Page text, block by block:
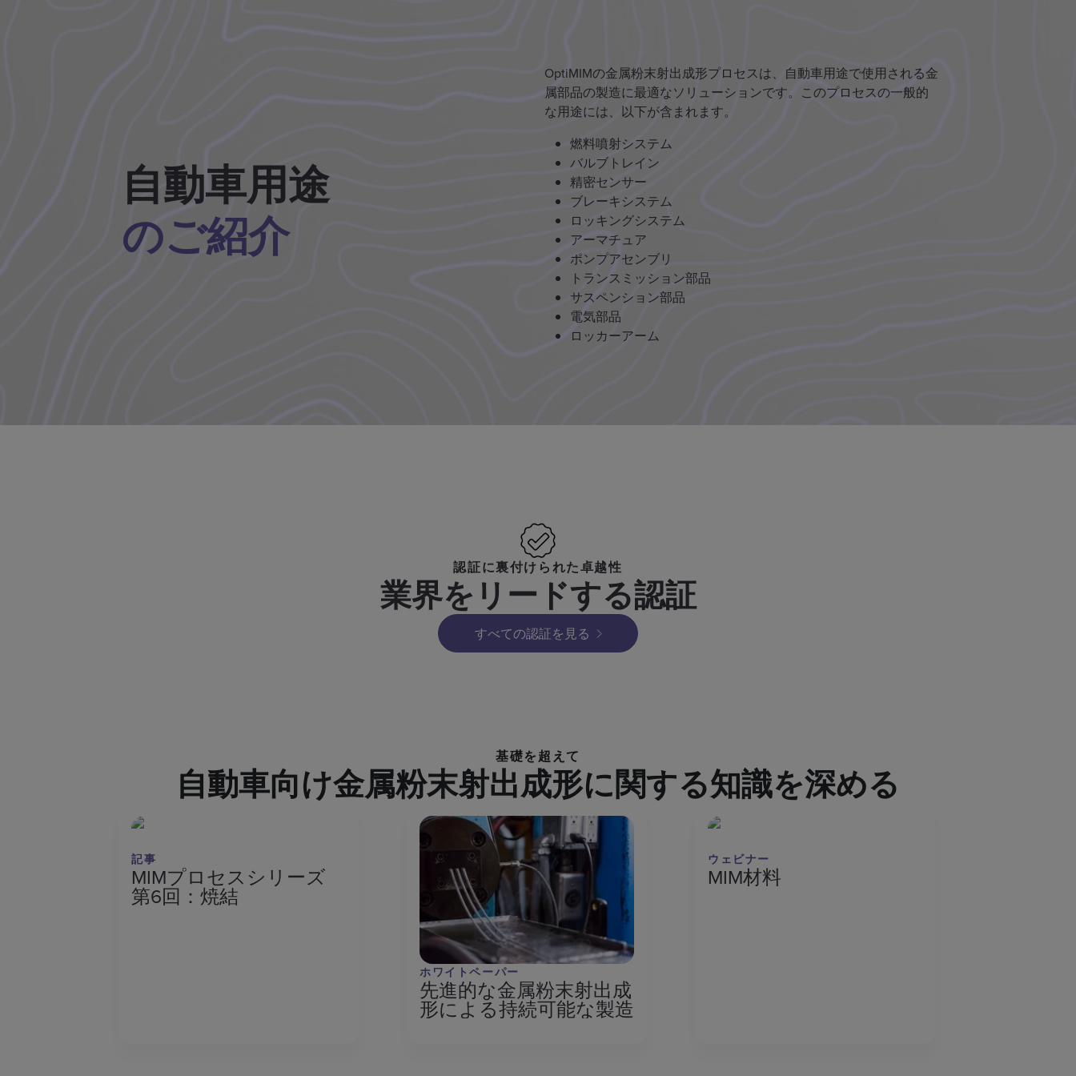
自動車用途
のご紹介
OptiMIMの金属粉末射出成形プロセスは、自動車用途で使用される金
属部品の製造に最適なソリューションです。このプロセスの一般的
な用途には、以下が含まれます。
燃料噴射システム
バルブトレイン
精密センサー
ブレーキシステム
ロッキングシステム
アーマチュア
ポンプアセンブリ
トランスミッション部品
サスペンション部品
電気部品
ロッカーアーム
認証に裏付けられた卓越性
業界をリードする認証
すべての認証を見る
基礎を超えて
自動車向け金属粉末射出成形に関する知識を深める
記事
MIMプロセスシリーズ
第6回：焼結
ホワイトペーパー
先進的な金属粉末射出成
形による持続可能な製造
ウェビナー
MIM材料